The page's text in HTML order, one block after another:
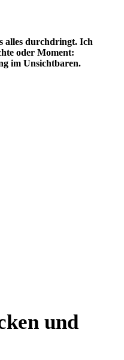
alles durchdringt. Ich
oder Moment:
im Unsichtbaren.
und